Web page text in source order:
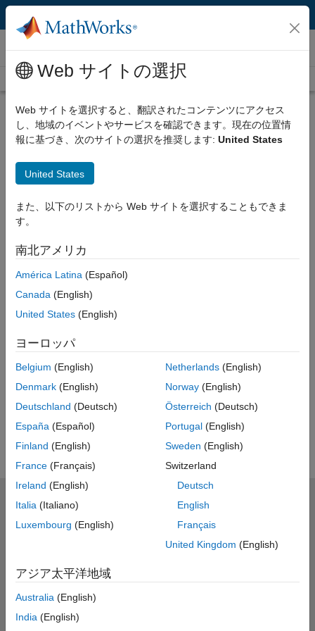
コンテンツへスキップ
ビデオ
Videos Home Search
Play
Description
Introduction to Image Acquisition
Toolbox
Published: 3 Jan 2012
Feedback
RELATED VIDEOS
View more related videos
Web サイトの選択
Web サイトを選択すると、翻訳されたコンテンツにアクセス
し、地域のイベントやサービスを確認できます。現在の位置情
報に基づき、次のサイトの選択を推奨します: United States
United States
また、以下のリストから Web サイトを選択することもできま
す。
南北アメリカ
América Latina (Español)
Canada (English)
United States (English)
ヨーロッパ
Belgium (English)
Denmark (English)
Deutschland (Deutsch)
España (Español)
Finland (English)
France (Français)
Ireland (English)
Italia (Italiano)
Luxembourg (English)
Netherlands(English)
Norway(English)
Österreich (Deutsch)
Portugal(English)
Sweden (English)
Switzerland
Deutsch
English
Français
United Kingdom (English)
アジア太平洋地域
Australia (English)
India (English)
MathWorks
評価版の入手・製品の購入
使い方を学ぶ